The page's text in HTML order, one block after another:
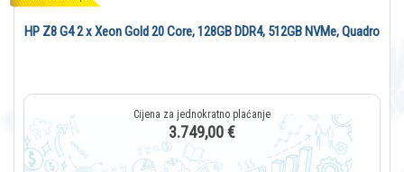
HP Z8 G4 2 x Xeon Gold 20 Core, 128GB DDR4, 512GB NVMe, Quadro
3.749,00 €